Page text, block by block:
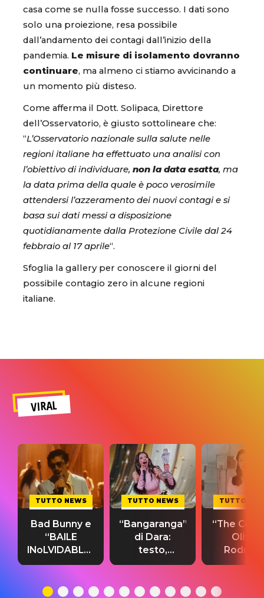
casa come se nulla fosse successo. I dati sono
solo una proiezione, resa possibile
dall’andamento dei contagi dall’inizio della
pandemia. Le misure di isolamento dovranno
continuare, ma almeno ci stiamo avvicinando a
un momento più disteso.
Come afferma il Dott. Solipaca, Direttore
dell’Osservatorio, è giusto sottolineare che:
“L’Osservatorio nazionale sulla salute nelle
regioni italiane ha effettuato una analisi con
l’obiettivo di individuare, non la data esatta, ma
la data prima della quale è poco verosimile
attendersi l’azzeramento dei nuovi contagi e si
basa sui dati messi a disposizione
quotidianamente dalla Protezione Civile dal 24
febbraio al 17 aprile“.
Sfoglia la gallery per conoscere il giorni del
possibile contagio zero in alcune regioni
italiane.
VIRAL
TUTTO NEWS
Bad Bunny e
“BAILE
INoLVIDABLE”:
testo,
significato
TUTTO NEWS
“Bangaranga”
di Dara:
testo,
traduzione e
del singolo
TUTTO
“The
Olivia
testo,